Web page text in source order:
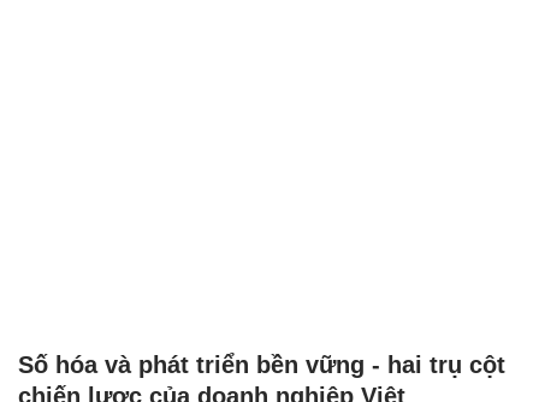
Số hóa và phát triển bền vững - hai trụ cột
chiến lược của doanh nghiệp Việt